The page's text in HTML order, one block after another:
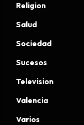
Religion
Salud
Sociedad
Sucesos
Television
Valencia
Varios